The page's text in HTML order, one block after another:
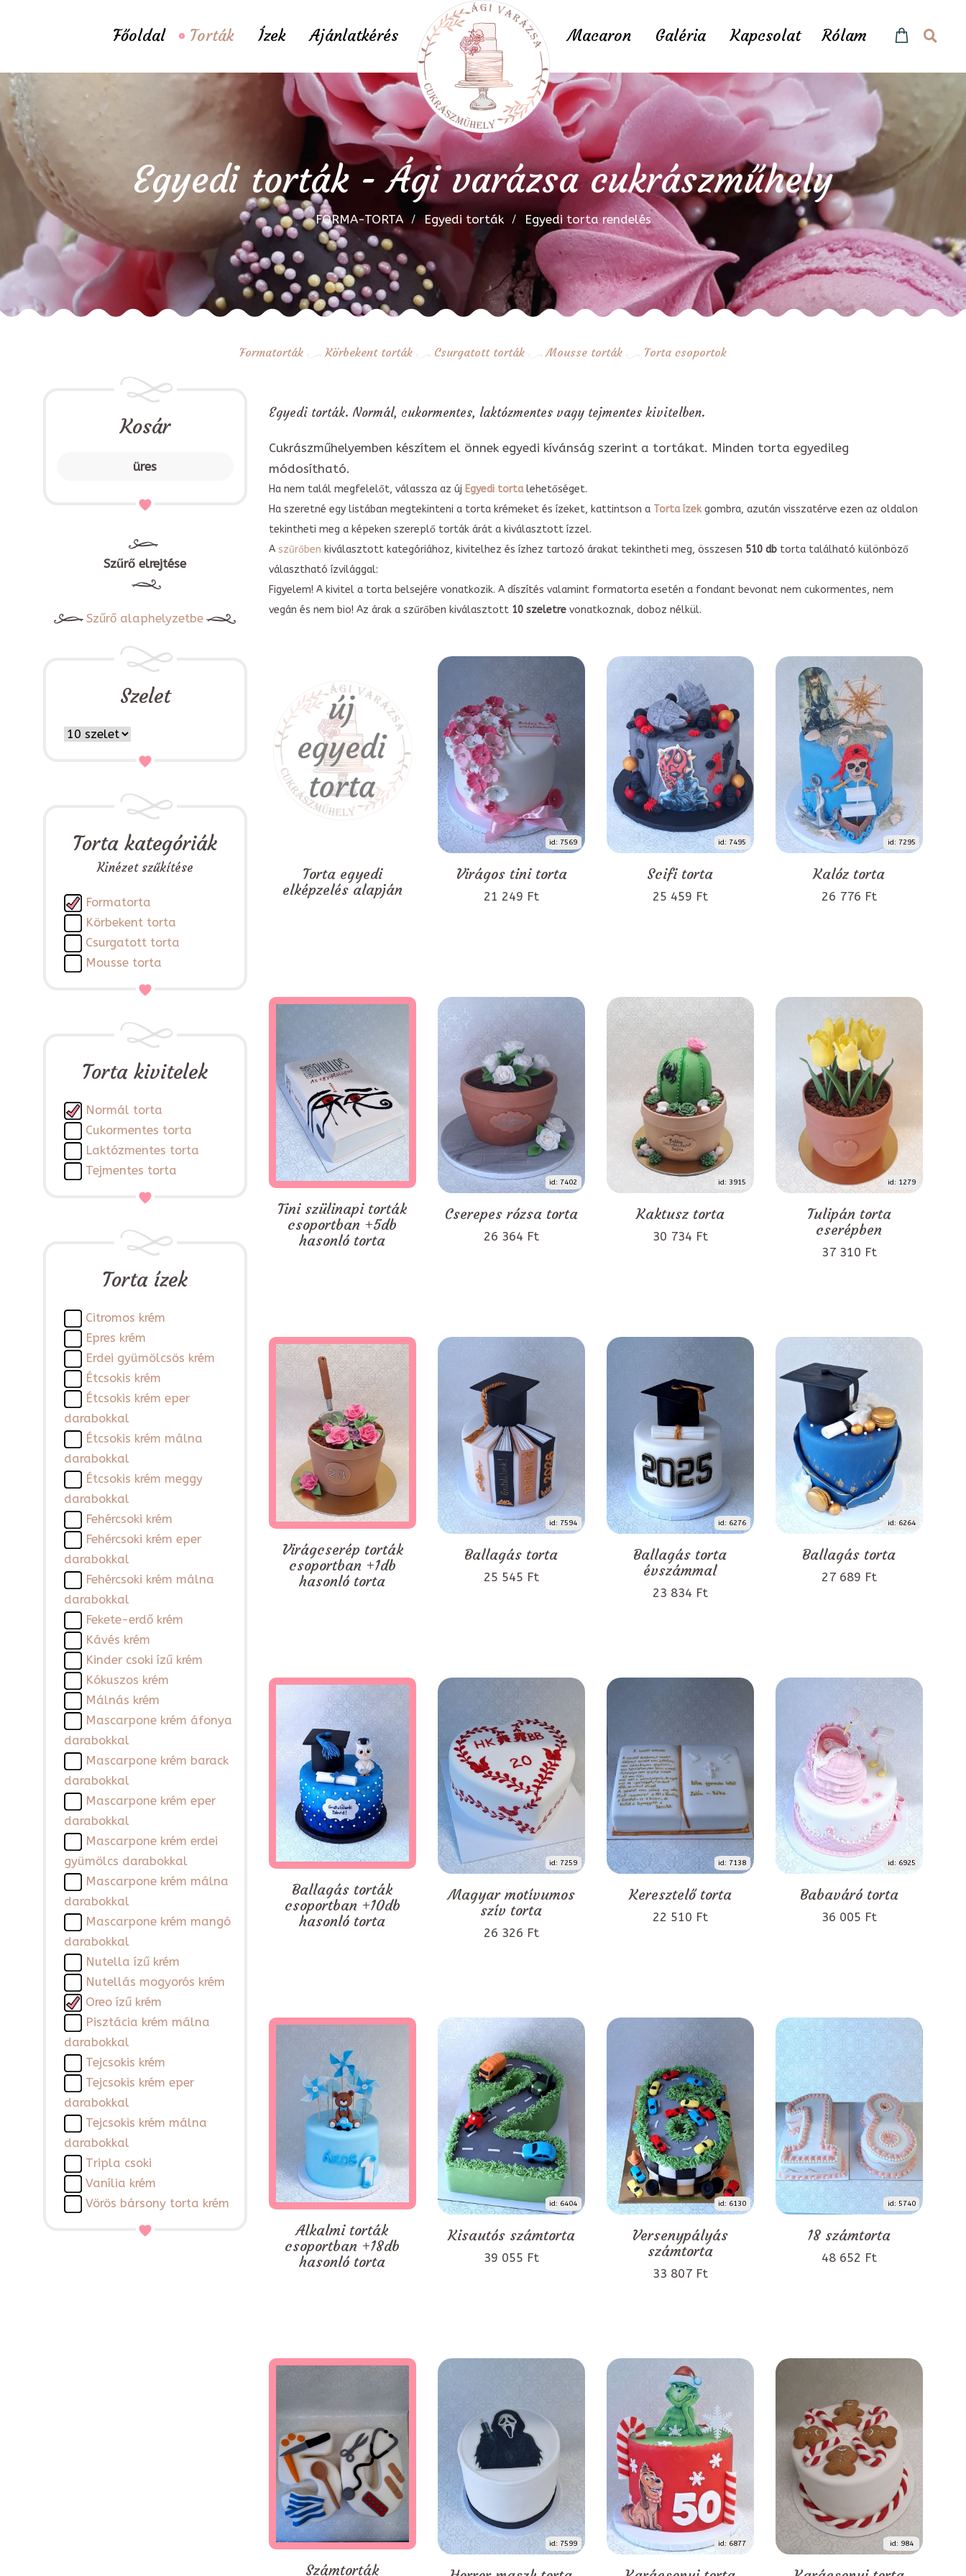
Főoldal Torták Ízek Ajánlatkérés Macaron Galéria Kapcsolat Rólam
Egyedi torták - Ági varázsa cukrászműhely
FORMA-TORTA Egyedi torták Egyedi torta rendelés
Formatorták Körbekent torták Csurgatott torták Mousse torták Torta csoportok
Kosár
üres
Szűrő elrejtése
Szűrő alaphelyzetbe
Szelet
Torta kategóriák
Kinézet szűkítése
Formatorta
Körbekent torta
Csurgatott torta
Mousse torta
Torta kivitelek
Normál torta
Cukormentes torta
Laktózmentes torta
Tejmentes torta
Torta ízek
Citromos krém
Epres krém
Erdei gyümölcsös krém
Étcsokis krém
Étcsokis krém eper
darabokkal
Étcsokis krém málna
darabokkal
Étcsokis krém meggy
darabokkal
Fehércsoki krém
Fehércsoki krém eper
darabokkal
Fehércsoki krém málna
darabokkal
Fekete-erdő krém
Kávés krém
Kinder csoki ízű krém
Kókuszos krém
Málnás krém
Mascarpone krém áfonya
darabokkal
Mascarpone krém barack
darabokkal
Mascarpone krém eper
darabokkal
Mascarpone krém erdei
gyümölcs darabokkal
Mascarpone krém málna
darabokkal
Mascarpone krém mangó
darabokkal
Nutella ízű krém
Nutellás mogyorós krém
Oreo ízű krém
Pisztácia krém málna
darabokkal
Tejcsokis krém
Tejcsokis krém eper
darabokkal
Tejcsokis krém málna
darabokkal
Tripla csoki
Vanília krém
Vörös bársony torta krém
Egyedi torták. Normál, cukormentes, laktózmentes vagy tejmentes kivitelben.
Cukrászműhelyemben készítem el önnek egyedi kívánság szerint a tortákat. Minden torta egyedileg
módosítható.
Ha nem talál megfelelőt, válassza az új Egyedi tortalehetőséget.
Ha szeretné egy listában megtekinteni a torta krémeket és ízeket, kattintson a Torta ízekgombra, azután visszatérve ezen az oldalon
tekintheti meg a képeken szereplő torták árát a kiválasztott ízzel.
A szűrőben kiválasztott kategóriához, kivitelhez és ízhez tartozó árakat tekintheti meg, összesen 510 dbtorta található különböző
választható ízvilággal:
Figyelem! A kivitel a torta belsejére vonatkozik. A díszítés valamint formatorta esetén a fondant bevonat nem cukormentes, nem
vegán és nem bio! Az árak a szűrőben kiválasztott 10 szeletrevonatkoznak, doboz nélkül.
Torta egyedi
elképzelés alapján
id: 7569
Virágos tini torta
21 249 Ft
id: 7495
Scifi torta
25 459 Ft
id: 7295
Kalóz torta
26 776 Ft
Tini szülinapi torták
csoportban +5db
hasonló torta
id: 7402
Cserepes rózsa torta
26 364 Ft
id: 3915
Kaktusz torta
30 734 Ft
id: 1279
Tulipán torta
cserépben
37 310 Ft
Virágcserép torták
csoportban +1db
hasonló torta
id: 7594
Ballagás torta
25 545 Ft
id: 6276
Ballagás torta
évszámmal
23 834 Ft
id: 6264
Ballagás torta
27 689 Ft
Ballagás torták
csoportban +10db
hasonló torta
id: 7259
Magyar motívumos
szív torta
26 326 Ft
id: 7138
Keresztelő torta
22 510 Ft
id: 6925
Babaváró torta
36 005 Ft
Alkalmi torták
csoportban +18db
hasonló torta
id: 6404
Kisautós számtorta
39 055 Ft
id: 6130
Versenypályás
számtorta
33 807 Ft
id: 5740
18 számtorta
48 652 Ft
Számtorták
id: 7599 id: 6877 id: 984